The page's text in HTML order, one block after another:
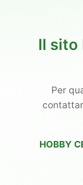
Il sito
Per
HOBBY